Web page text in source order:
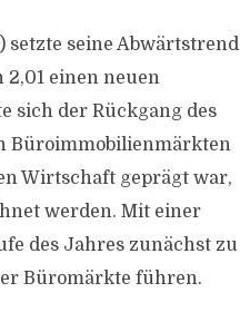
setzte seine Abwärtstrend
einen neuen
sich der Rückgang des
Büroimmobilienmärkten
Wirtschaft geprägt war,
werden. Mit einer
des Jahres zunächst zu
Büromärkte führen.